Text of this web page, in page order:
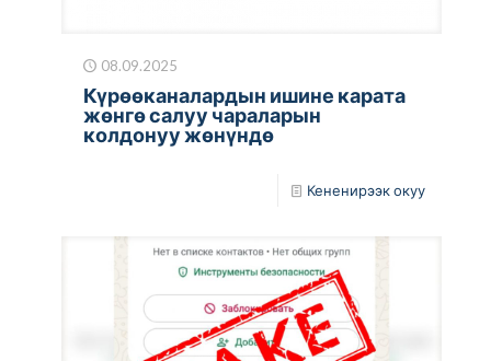
08.09.2025
Күрөөканалардын ишине карата
жөнгө салуу чараларын
колдонуу жөнүндө
Кененирээк окуу